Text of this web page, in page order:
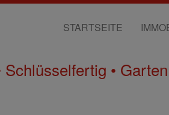
STARTSEITE
•